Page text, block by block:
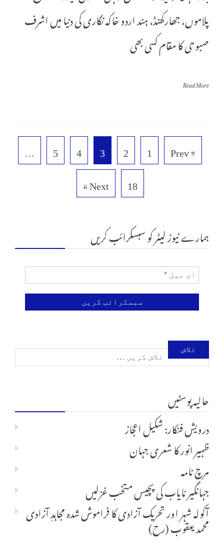
پلاموں، جھارکھنڈ، ہند اردو خاکہ نگاری کی دنیا میں اشرف
صبوحی کا مقام کسی بھی
Read More
« Prev
1
2
3
4
5
…
18
Next »
ہمارے نیوز لیٹر کو سبسکرائب کریں
تلاش
برائے:
حالیہ پوسٹیں
درویش فنکار: شکیل اعجاز
ظہیر انور کا شعری جہان
مرچ نامہ
جہانگیر نایاب کی پچیس متخب غزلیں
آکولہ شہر اور تحریک آزادی کا فراموش شدہ مجاہدِ آزادی
محمد یعقوب (رح)